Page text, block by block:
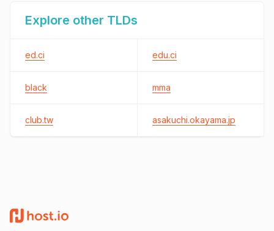
Explore other TLDs
ed.ci edu.ci
black mma
club.tw asakuchi.okayama.jp